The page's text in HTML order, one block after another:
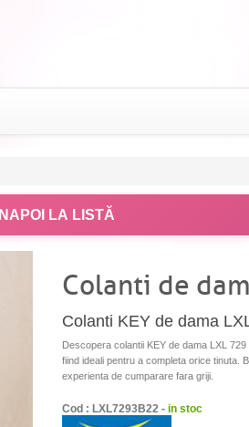
ÎNAPOI LA LISTĂ
Colanti de
Colanti KEY de dama
Descopera colantii KEY de dama LXL
fiind ideali pentru a completa orice tinuta.
experienta de cumparare fara griji.
Cod : LXL7293B22 - in stoc